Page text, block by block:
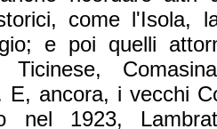
come l'Isola,
e poi quelli
Ticinese,
E, ancora, i vecchi
nel 1923,